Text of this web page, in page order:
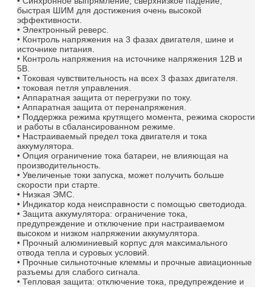
быстрая ШИМ для достижения очень высокой
эффективности.
• Электронный реверс.
• Контроль напряжения на 3 фазах двигателя, шине и
источнике питания.
• Контроль напряжения на источнике напряжения 12В и
5В.
• Токовая чувствительность на всех 3 фазах двигателя.
• токовая петля управления.
• Аппаратная защита от перегрузки по току.
• Аппаратная защита от перенапряжения.
• Поддержка режима крутящего момента, режима скорости
и работы в сбалансированном режиме.
• Настраиваемый предел тока двигателя и тока
аккумулятора.
• Опция ограничение тока батареи, не влияющая на
производительность.
• Увеличеные токи запуска, может получить больше
скорости при старте.
• Низкая ЭМС.
• Индикатор кода неисправности с помощью светодиода.
• Защита аккумулятора: ограничение тока,
предупреждение и отключение при настраиваемом
высоком и низком напряжении аккумулятора.
• Прочный алюминиевый корпус для максимального
отвода тепла и суровых условий.
• Прочные сильноточные клеммы и прочные авиационные
разъемы для слабого сигнала.
• Тепловая защита: отключение тока, предупреждение и